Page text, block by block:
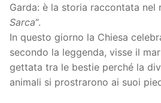
Garda: è la storia raccontata nel
Sarca“.
In questo giorno la Chiesa
secondo la leggenda, visse il
gettata tra le bestie perché la
animali si prostrarono ai suoi